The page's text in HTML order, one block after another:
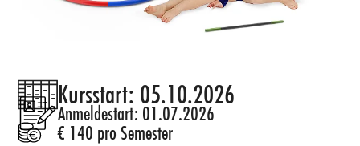
Kursstart: 05.10.2026
Anmeldestart: 01.07.2026
€ 140 pro Semester